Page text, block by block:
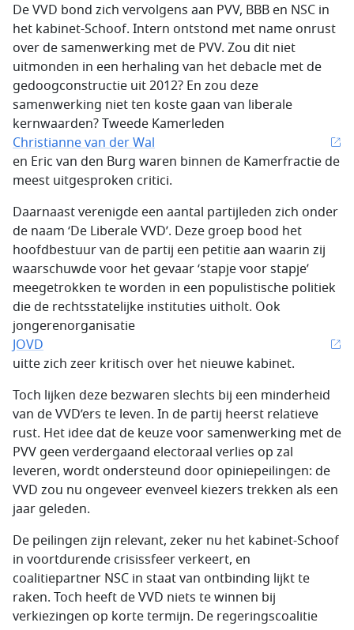
De VVD bond zich vervolgens aan PVV, BBB en NSC in
het kabinet-Schoof. Intern ontstond met name onrust
over de samenwerking met de PVV. Zou dit niet
uitmonden in een herhaling van het debacle met de
gedoogconstructie uit 2012? En zou deze
samenwerking niet ten koste gaan van liberale
kernwaarden? Tweede Kamerleden
Christianne van der Wal
en Eric van den Burg waren binnen de Kamerfractie de
meest uitgesproken critici.
Daarnaast verenigde een aantal partijleden zich onder
de naam ‘De Liberale VVD’. Deze groep bood het
hoofdbestuur van de partij een petitie aan waarin zij
waarschuwde voor het gevaar ‘stapje voor stapje’
meegetrokken te worden in een populistische politiek
die de rechtsstatelijke instituties uitholt. Ook
jongerenorganisatie
JOVD
uitte zich zeer kritisch over het nieuwe kabinet.
Toch lijken deze bezwaren slechts bij een minderheid
van de VVD’ers te leven. In de partij heerst relatieve
rust. Het idee dat de keuze voor samenwerking met de
PVV geen verdergaand electoraal verlies op zal
leveren, wordt ondersteund door opiniepeilingen: de
VVD zou nu ongeveer evenveel kiezers trekken als een
jaar geleden.
De peilingen zijn relevant, zeker nu het kabinet-Schoof
in voortdurende crisissfeer verkeert, en
coalitiepartner NSC in staat van ontbinding lijkt te
raken. Toch heeft de VVD niets te winnen bij
verkiezingen op korte termijn. De regeringscoalitie